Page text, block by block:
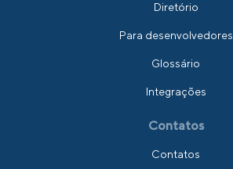
Diretório
Para desenvolvedores
Glossário
Integrações
Contatos
Contatos